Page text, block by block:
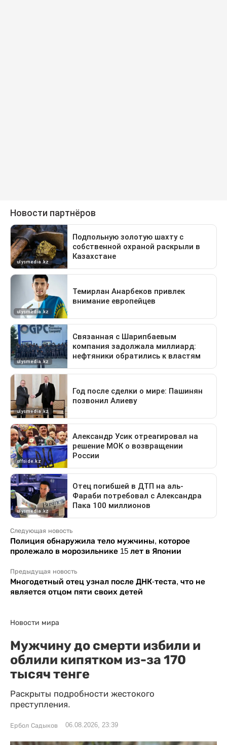
Следующая новость
Полиция обнаружила тело мужчины, которое
пролежало в морозильнике 15 лет в Японии
Предыдущая новость
Многодетный отец узнал после ДНК-теста, что не
является отцом пяти своих детей
Новости мира
Мужчину до смерти избили и
облили кипятком из-за 170
тысяч тенге
Раскрыты подробности жестокого
преступления.
Ербол Садыков 06.08.2026, 23:39